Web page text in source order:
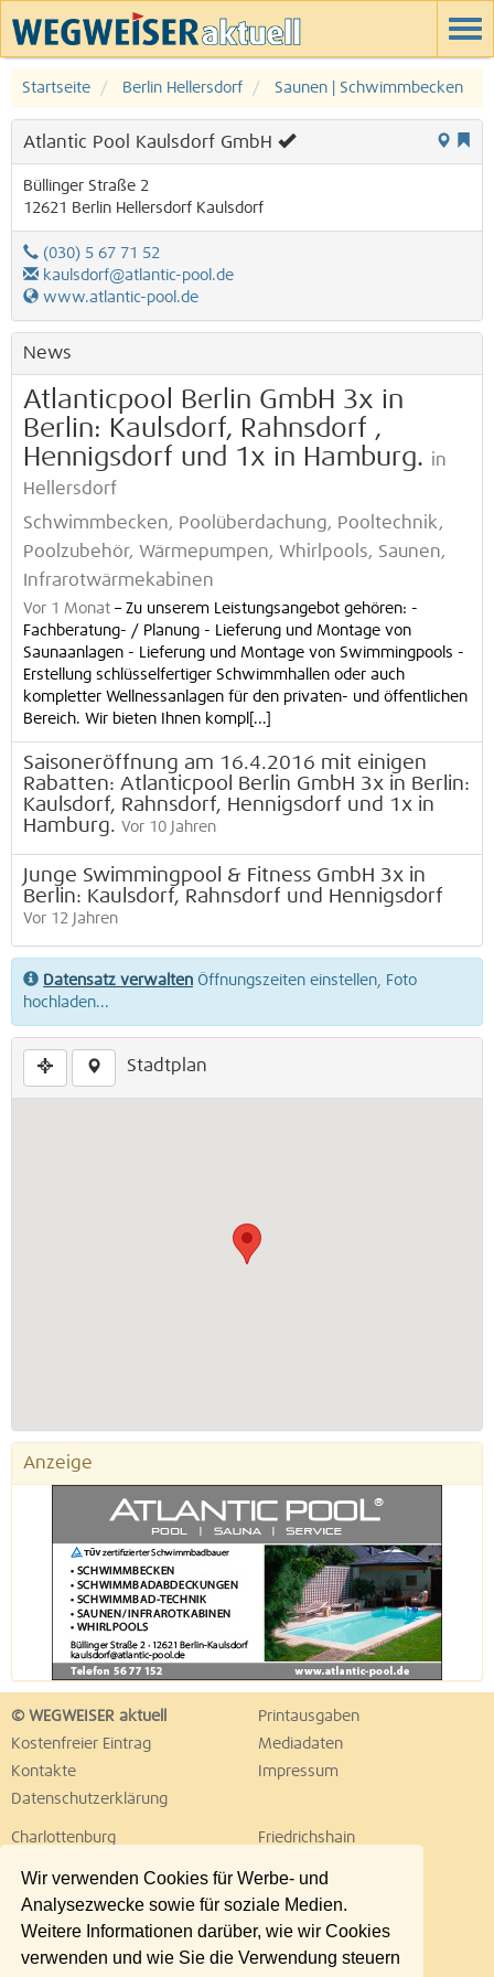
Wir verwenden Cookies für Werbe- und
Analysezwecke sowie für soziale Medien.
Weitere Informationen darüber, wie wir Cookies
verwenden und wie Sie die Verwendung steuern
Startseite Berlin Hellersdorf Saunen | Schwimmbecken
Atlantic Pool Kaulsdorf GmbH
Büllinger Straße 2
12621 Berlin Hellersdorf Kaulsdorf
(030) 5 67 71 52
kaulsdorf@atlantic-pool.de
www.atlantic-pool.de
News
Atlanticpool Berlin GmbH 3x in
Berlin: Kaulsdorf, Rahnsdorf ,
Hennigsdorf und 1x in Hamburg. in
Hellersdorf
Schwimmbecken, Poolüberdachung, Pooltechnik,
Poolzubehör, Wärmepumpen, Whirlpools, Saunen,
Infrarotwärmekabinen
Vor 1 Monat – Zu unserem Leistungsangebot gehören: -
Fachberatung- / Planung - Lieferung und Montage von
Saunaanlagen - Lieferung und Montage von Swimmingpools -
Erstellung schlüsselfertiger Schwimmhallen oder auch
kompletter Wellnessanlagen für den privaten- und öffentlichen
Bereich. Wir bieten Ihnen kompl[...]
Saisoneröffnung am 16.4.2016 mit einigen
Rabatten: Atlanticpool Berlin GmbH 3x in Berlin:
Kaulsdorf, Rahnsdorf, Hennigsdorf und 1x in
Hamburg. Vor 10 Jahren
Junge Swimmingpool & Fitness GmbH 3x in
Berlin: Kaulsdorf, Rahnsdorf und Hennigsdorf
Vor 12 Jahren
Datensatz verwalten Öffnungszeiten einstellen, Foto
hochladen...
Stadtplan
Anzeige
© WEGWEISER aktuell
Printausgaben
Kostenfreier Eintrag
Mediadaten
Kontakte
Impressum
Datenschutzerklärung
Charlottenburg
Friedrichshain
Lichtenberg
Marzahn
Neukölln